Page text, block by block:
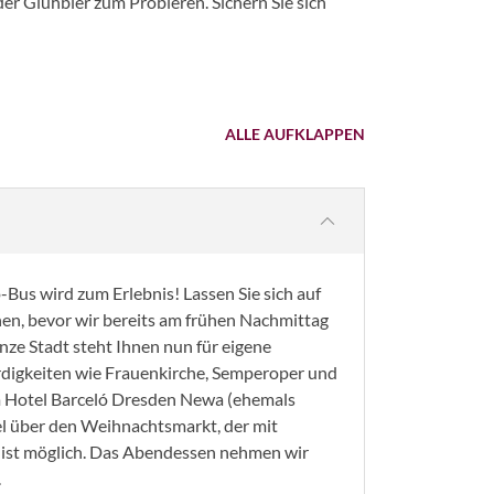
ALLE AUFKLAPPEN
wird zum Erlebnis! Lassen Sie sich auf
bevor wir bereits am frühen Nachmittag
Stadt steht Ihnen nun für eigene
wie Frauenkirche, Semperoper und
Barceló Dresden Newa (ehemals
über den Weihnachtsmarkt, der mit
möglich. Das Abendessen nehmen wir